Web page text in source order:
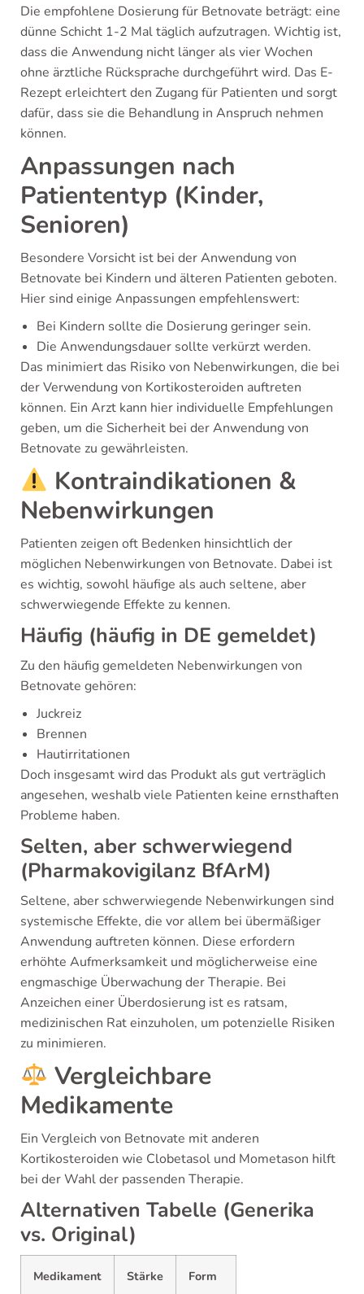
Die empfohlene Dosierung für Betnovate beträgt: eine
dünne Schicht 1-2 Mal täglich aufzutragen. Wichtig ist,
dass die Anwendung nicht länger als vier Wochen
ohne ärztliche Rücksprache durchgeführt wird. Das E-
Rezept erleichtert den Zugang für Patienten und sorgt
dafür, dass sie die Behandlung in Anspruch nehmen
können.
Anpassungen nach
Patiententyp (Kinder,
Senioren)
Besondere Vorsicht ist bei der Anwendung von
Betnovate bei Kindern und älteren Patienten geboten.
Hier sind einige Anpassungen empfehlenswert:
Bei Kindern sollte die Dosierung geringer sein.
Die Anwendungsdauer sollte verkürzt werden.
Das minimiert das Risiko von Nebenwirkungen, die bei
der Verwendung von Kortikosteroiden auftreten
können. Ein Arzt kann hier individuelle Empfehlungen
geben, um die Sicherheit bei der Anwendung von
Betnovate zu gewährleisten.
Kontraindikationen &
Nebenwirkungen
Patienten zeigen oft Bedenken hinsichtlich der
möglichen Nebenwirkungen von Betnovate. Dabei ist
es wichtig, sowohl häufige als auch seltene, aber
schwerwiegende Effekte zu kennen.
Häufig (häufig in DE gemeldet)
Zu den häufig gemeldeten Nebenwirkungen von
Betnovate gehören:
Juckreiz
Brennen
Hautirritationen
Doch insgesamt wird das Produkt als gut verträglich
angesehen, weshalb viele Patienten keine ernsthaften
Probleme haben.
Selten, aber schwerwiegend
(Pharmakovigilanz BfArM)
Seltene, aber schwerwiegende Nebenwirkungen sind
systemische Effekte, die vor allem bei übermäßiger
Anwendung auftreten können. Diese erfordern
erhöhte Aufmerksamkeit und möglicherweise eine
engmaschige Überwachung der Therapie. Bei
Anzeichen einer Überdosierung ist es ratsam,
medizinischen Rat einzuholen, um potenzielle Risiken
zu minimieren.
Vergleichbare
Medikamente
Ein Vergleich von Betnovate mit anderen
Kortikosteroiden wie Clobetasol und Mometason hilft
bei der Wahl der passenden Therapie.
Alternativen Tabelle (Generika
vs. Original)
Medikament Stärke Form